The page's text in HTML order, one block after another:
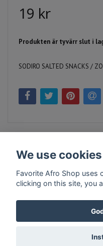
19 kr
Produkten är tyvärr slut i
SODIRO SALTED SNACKS /
Kontakt
© Copyright
We use cookies
Favorite Afro Shop uses
clicking on this site, you